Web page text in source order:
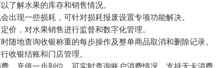
解水果的库存和销售情况。
现一些损耗，可针对损耗报废设置专项功能解决。
，对水果销售进行监督和数字化管理。
地查询收银称重的每步操作及整单商品取消和删除记录。
银结账和门店管理。
充值一步到位，可实时查询账户消费情况，支持无卡消费。